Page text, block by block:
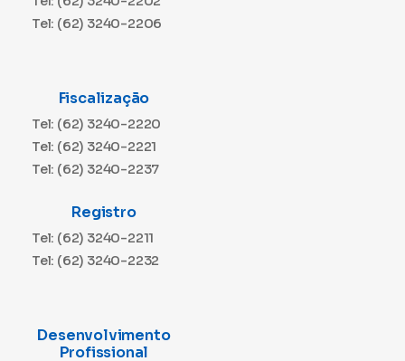
Tel: (62) 3240-2206
Fiscalização
Tel: (62) 3240-2220
Tel: (62) 3240-2221
Tel: (62) 3240-2237
Registro
Tel: (62) 3240-2211
Tel: (62) 3240-2232
Desenvolvimento
Profissional